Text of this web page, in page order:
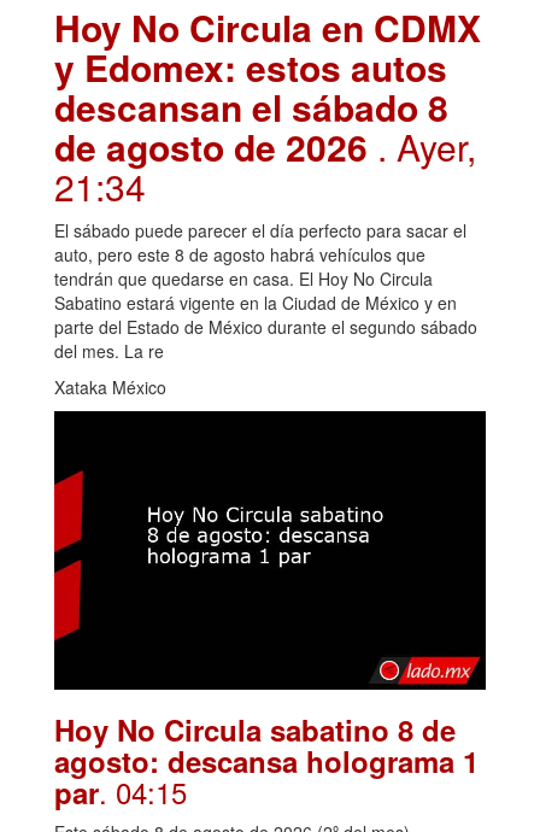
Hoy No Circula en CDMX
y Edomex: estos autos
descansan el sábado 8
de agosto de 2026 . Ayer,
21:34
El sábado puede parecer el día perfecto para sacar el
auto, pero este 8 de agosto habrá vehículos que
tendrán que quedarse en casa. El Hoy No Circula
Sabatino estará vigente en la Ciudad de México y en
parte del Estado de México durante el segundo sábado
del mes. La re
Xataka México
Hoy No Circula sabatino 8 de
agosto: descansa holograma 1
par. 04:15